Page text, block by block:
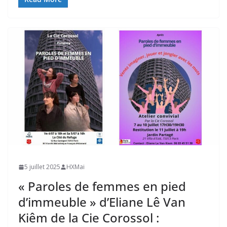
5 juillet 2025 HXMai
« Paroles de femmes en pied
d’immeuble » d’Eliane Lê Van
Kiêm de la Cie Corossol :